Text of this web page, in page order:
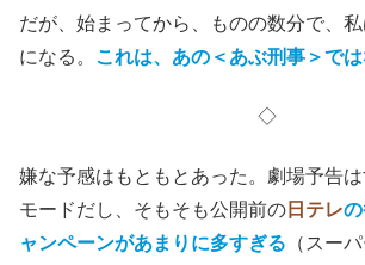
だが、始まってから、ものの数分で、
になる。 これは、あの＜あぶ刑事＞で
◇
嫌な予感はもともとあった。劇場予告
モードだし、そもそも公開前の 日テレ
ャンペーンがあまりに多すぎる （スー